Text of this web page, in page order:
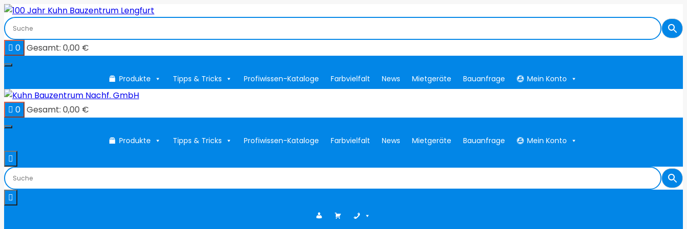
Zum
Inhalt
springen
0 Gesamt: 0,00 €
Produkte Tipps & Tricks Profiwissen-Kataloge Farbvielfalt News Mietgeräte Bauanfrage Mein Konto
0 Gesamt: 0,00 €
Produkte Tipps & Tricks Profiwissen-Kataloge Farbvielfalt News Mietgeräte Bauanfrage Mein Konto